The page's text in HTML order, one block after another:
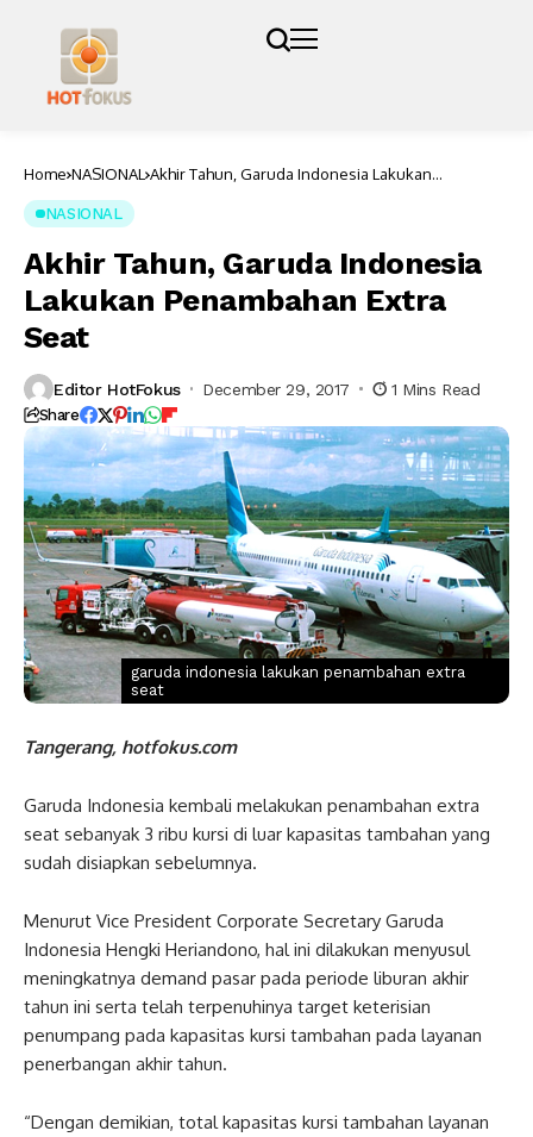
Home NASIONAL Akhir Tahun, Garuda Indonesia Lakukan
NASIONAL
Akhir Tahun, Garuda Indonesia
Lakukan Penambahan Extra
Seat
Editor HotFokus December 29, 2017 1 Mins Read
Share
garuda indonesia lakukan penambahan extra
seat
Tangerang, hotfokus.com
Garuda Indonesia kembali melakukan penambahan extra
seat sebanyak 3 ribu kursi di luar kapasitas tambahan yang
sudah disiapkan sebelumnya.
Menurut Vice President Corporate Secretary Garuda
Indonesia Hengki Heriandono, hal ini dilakukan menyusul
meningkatnya demand pasar pada periode liburan akhir
tahun ini serta telah terpenuhinya target keterisian
penumpang pada kapasitas kursi tambahan pada layanan
penerbangan akhir tahun.
“Dengan demikian, total kapasitas kursi tambahan layanan